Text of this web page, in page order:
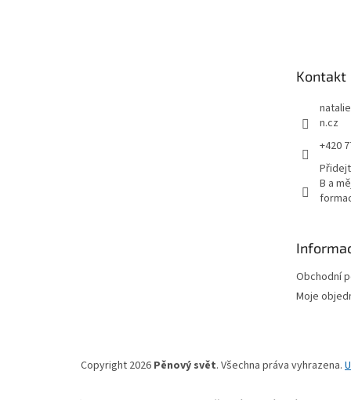
Kontakt
n.cz
+420
B a
Obchodní
Moje
Copyright 2026 Pěnový svět. Všechna práva vyhrazena.